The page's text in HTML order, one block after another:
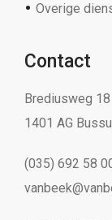
Overige
Contact
Brediusweg 18
1401 AG
(035) 692 58